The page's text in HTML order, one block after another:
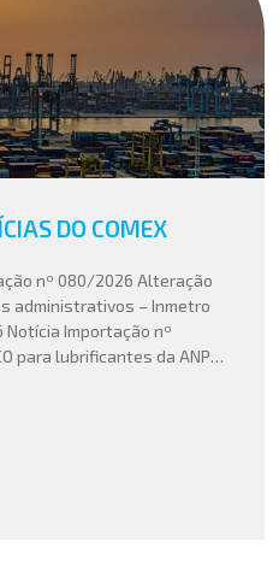
DO COMEX
nº 080/2026 Alteração
administrativos – Inmetro
Importação nº
para lubrificantes da ANP
do Imposto de
– União Europeia
PUBLICADO DOU
CGIBS Nº […]